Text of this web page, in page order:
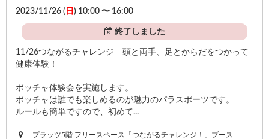
2023/11/26 ( 日 ) 10:00 〜 16:00
終了しました
11/26つながるチャレンジ 頭と両手、足とからだをつかって
健康体験！
ボッチャ体験会を実施します。
ボッチャは誰でも楽しめるのが魅力のパラスポーツです。
ルールも簡単ですので、初めて...
プラッツ5階 フリースペース「つながるチャレンジ！」ブース